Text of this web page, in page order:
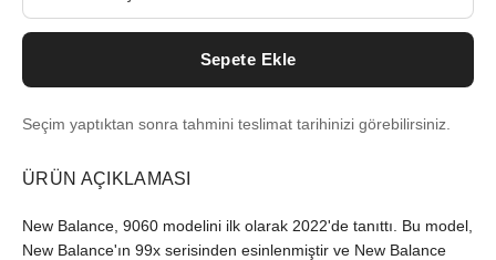
Sepete Ekle
Seçim yaptıktan sonra tahmini teslimat tarihinizi görebilirsiniz.
ÜRÜN AÇIKLAMASI
New Balance, 9060 modelini ilk olarak 2022'de tanıttı. Bu model,
New Balance'ın 99x serisinden esinlenmiştir ve New Balance